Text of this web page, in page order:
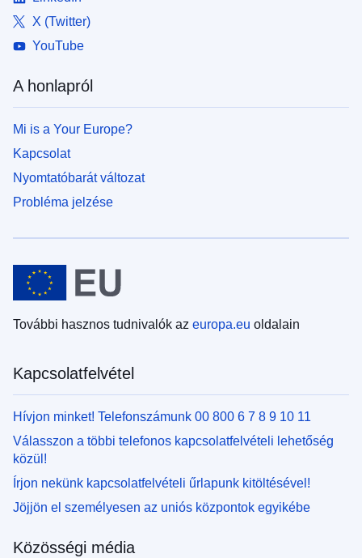
X (Twitter)
YouTube
A honlapról
Mi is a Your Europe?
Kapcsolat
Nyomtatóbarát változat
Probléma jelzése
További hasznos tudnivalók az europa.eu oldalain
Kapcsolatfelvétel
Hívjon minket! Telefonszámunk 00 800 6 7 8 9 10 11
Válasszon a többi telefonos kapcsolatfelvételi lehetőség
közül!
Írjon nekünk kapcsolatfelvételi űrlapunk kitöltésével!
Jöjjön el személyesen az uniós központok egyikébe
Közösségi média